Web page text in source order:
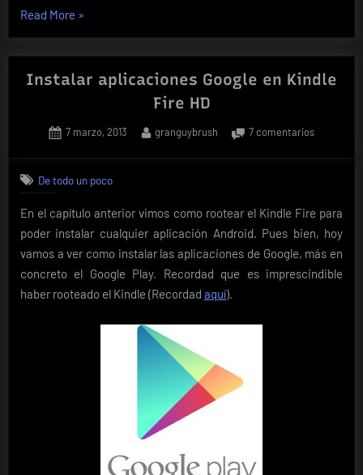
Read More «La
más
friki
»
Instalar aplicaciones Google en Kindle
Fire HD
Posted
7 marzo, 2013 By
granguybrush 7 comentariosen
Kindle
Fire
HD
De todo un poco
En el capítulo anterior vimos como rootear el Kindle Fire para
poder instalar cualquier aplicación Android. Pues bien, hoy
vamos a ver como instalar las aplicaciones de Google, más en
concreto el Google Play. Recordad que es imprescindible
haber rooteado el Kindle (Recordad aquí).